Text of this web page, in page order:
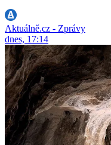
Aktuálně.cz - Zprávy
dnes, 17:14